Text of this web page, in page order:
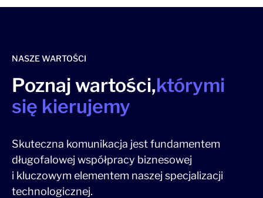
NASZE WARTOŚCI
Poznaj wartości,którymi
się kierujemy
Skuteczna komunikacja jest fundamentem
długofalowej współpracy biznesowej
i kluczowym elementem naszej specjalizacji
technologicznej.